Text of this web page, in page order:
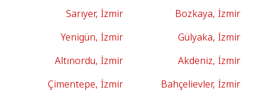
Bozkaya, İzmir
Sarıyer, İzmir
Gülyaka, İzmir
Yenigün, İzmir
Akdeniz, İzmir
Altınordu, İzmir
Bahçelievler, İzmir
Çimentepe, İzmir